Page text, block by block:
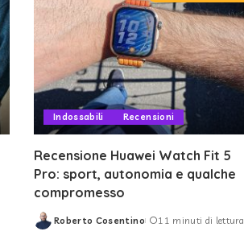
Indossabili Recensioni
Recensione Huawei Watch Fit 5
Pro: sport, autonomia e qualche
compromesso
Posted
Roberto Cosentino 11 minuti di lettura